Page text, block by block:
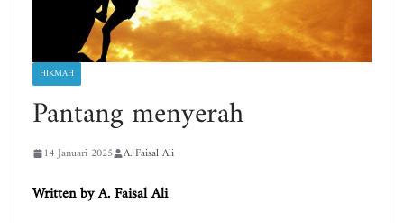
HIKMAH
Pantang menyerah
14 Januari 2025 A. Faisal Ali
Written byA. Faisal Ali